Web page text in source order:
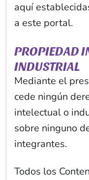
aquí
a este portal.
PROPIEDAD
INDUSTRIAL
Mediante el
cede ningún
intelectual o
sobre ninguno
integrantes.
Todos los